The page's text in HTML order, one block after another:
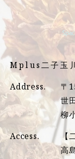
Mplus二子玉
Address.
〒
世
柳
Access.
【
高